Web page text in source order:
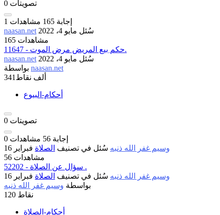
0 تصويتات
1 إجابة 165 مشاهدات
naasan.net
سُئل مايو 4، 2022
165 مشاهدات
11647 - حكم بيع المريض مرض الموت.
naasan.net
سُئل مايو 4، 2022
naasan.net
341ألف نقاط
أحكام-البيوع
0 تصويتات
0 إجابة 56 مشاهدات
وسيم غفر الله ذنبه سُئل في تصنيف الصلاة فبراير 16
56 مشاهدات
52202 - سؤال عن الصلاة .
وسيم غفر الله ذنبه سُئل في تصنيف الصلاة فبراير 16
بواسطة وسيم غفر الله ذنبه
120 نقاط
أحكام-الصلاة